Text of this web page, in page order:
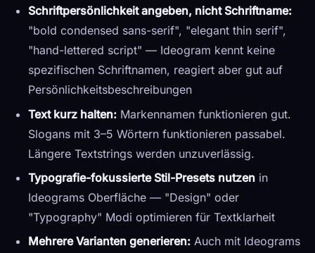
Schriftpersönlichkeit angeben, nicht Schriftname:
"bold condensed sans-serif", "elegant thin serif",
"hand-lettered script" — Ideogram kennt keine
spezifischen Schriftnamen, reagiert aber gut auf
Persönlichkeitsbeschreibungen
Text kurz halten: Markennamen funktionieren gut.
Slogans mit 3–5 Wörtern funktionieren passabel.
Längere Textstrings werden unzuverlässig.
Typografie-fokussierte Stil-Presets nutzen in
Ideograms Oberfläche — "Design" oder
"Typography" Modi optimieren für Textklarheit
Mehrere Varianten generieren: Auch mit Ideograms